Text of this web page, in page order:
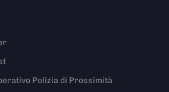
Polizia di Prossimità